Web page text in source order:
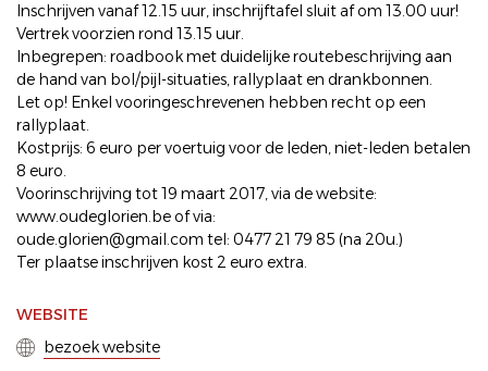
Inschrijven vanaf 12.15 uur, inschrijftafel sluit af om 13.00 uur!
Vertrek voorzien rond 13.15 uur.
Inbegrepen: roadbook met duidelijke routebeschrijving aan
de hand van bol/pijl-situaties, rallyplaat en drankbonnen.
Let op! Enkel vooringeschrevenen hebben recht op een
rallyplaat.
Kostprijs: 6 euro per voertuig voor de leden, niet-leden betalen
8 euro.
Voorinschrijving tot 19 maart 2017, via de website:
www.oudeglorien.be of via:
oude.glorien@gmail.com tel: 0477 21 79 85 (na 20u.)
Ter plaatse inschrijven kost 2 euro extra.
WEBSITE
bezoek website